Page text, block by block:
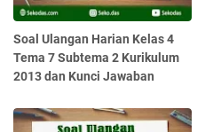
Soal Ulangan Harian Kelas 4
Tema 7 Subtema 2 Kurikulum
2013 dan Kunci Jawaban